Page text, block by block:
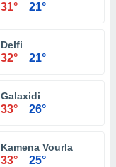
31° 21°
Delfi
32° 21°
Galaxidi
33° 26°
Kamena Vourla
33° 25°